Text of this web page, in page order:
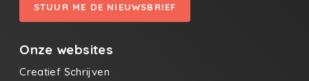
STUUR ME DE NIEUWSBRIEF
Onze websites
Creatief Schrijven